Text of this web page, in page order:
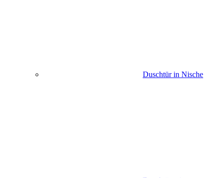
Duschtür in Nische